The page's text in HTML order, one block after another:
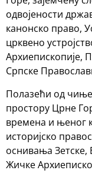
одвојености
канонско право,
црквено
Архиепископије,
Српске
Полазећи од
простору Црне
времена и њеног
историјско
оснивања Зетске,
Жичке